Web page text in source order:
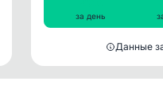
за день
Данные